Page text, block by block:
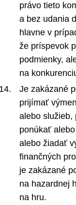
právo tieto
a bez udania
hlavne v
že príspevok
podmienky,
na
Je zakázané
prijímať
alebo služieb,
ponúkať
alebo žiadať
finančných
je zakázané
na hazardnej
na hru.